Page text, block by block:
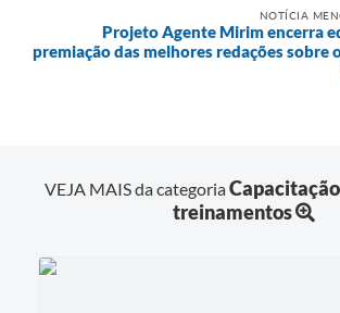
NOTÍCIA
Projeto Agente Mirim encerra
premiação das melhores redações sobre
VEJA MAIS da categoria
treinamentos